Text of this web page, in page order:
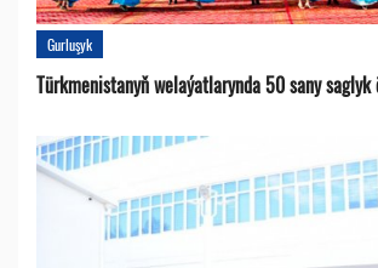
Gurluşyk
Türkmenistanyň welaýatlarynda 50 sany